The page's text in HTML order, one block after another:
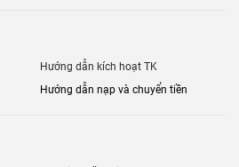
Hướng dẫn kích hoạt TK
Hướng dẫn nạp và chuyển tiền